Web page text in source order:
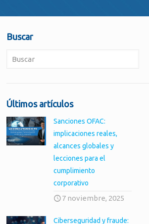
Buscar
Últimos artículos
Sanciones OFAC:
implicaciones reales,
alcances globales y
lecciones para el
cumplimiento
corporativo
7 noviembre, 2025
Ciberseguridad y fraude: